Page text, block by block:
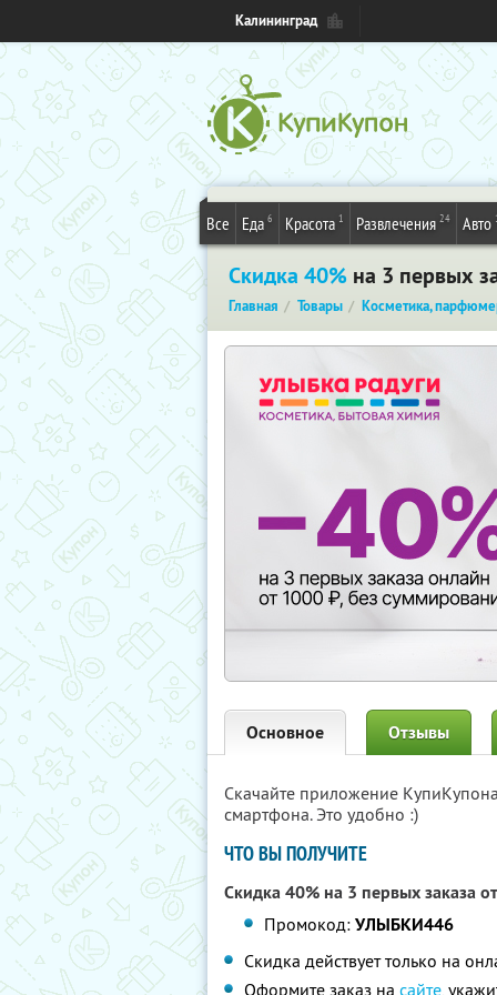
Калининград
Все Еда 6 Красота 1 Развлечения 24 Авто
Скидка 40% на 3 первых
Главная Товары Косметика,
Основное Отзывы
Скачайте приложение
смартфона. Это удобно :)
ЧТО ВЫ ПОЛУЧИТЕ
Скидка 40% на 3 первых заказа
Промокод:УЛЫБКИ446
Скидка действует только на
Оформите заказ на сайте ,